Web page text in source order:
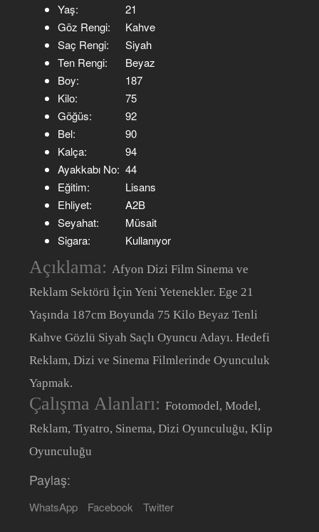
Yaş:
21
Göz Rengi:
Kahve
Saç Rengi:
Siyah
Ten Rengi:
Beyaz
Boy:
187
Kilo:
75
Göğüs:
92
Bel:
90
Kalça:
94
Ayakkabı No: 44
Eğitim:
Lisans
Ehliyet:
A2B
Seyahat:
Müsait
Sigara:
Kullanıyor
Açıklama:Afyon Dizi Film Sinema ve
Reklam Sektörü İçin Yeni Yetenekler. Ege 21
Yaşında 187cm Boyunda 75 Kilo Beyaz Tenli
Kahve Gözlü Siyah Saçlı Oyuncu Adayı. Hedefi
Reklam, Dizi ve Sinema Filmlerinde Oyunculuk
Yapmak.
Çalışma Alanları:Fotomodel, Model,
Reklam, Tiyatro, Sinema, Dizi Oyunculuğu, Klip
Oyunculuğu
Paylaş:
WhatsApp Facebook Twitter